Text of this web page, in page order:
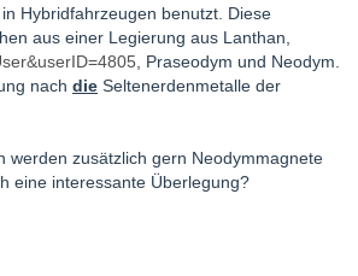
Hybridfahrzeugen benutzt. Diese
aus einer Legierung aus Lanthan,
, Praseodym und Neodym.
nach die Seltenerdenmetalle der
werden zusätzlich gern Neodymmagnete
eine interessante Überlegung?